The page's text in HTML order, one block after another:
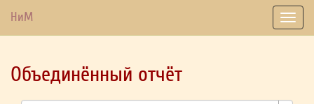
НиМ
Объединённый отчёт